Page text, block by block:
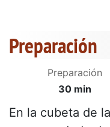
Preparación
Preparación
30 min
En la cubeta de